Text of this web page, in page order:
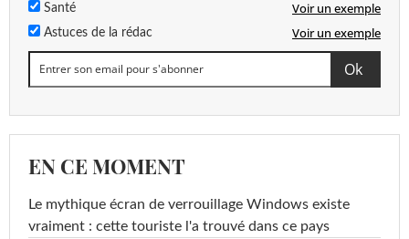
Santé Voir un exemple
Astuces de la rédac Voir un exemple
EN CE MOMENT
Le mythique écran de verrouillage Windows existe
vraiment : cette touriste l'a trouvé dans ce pays